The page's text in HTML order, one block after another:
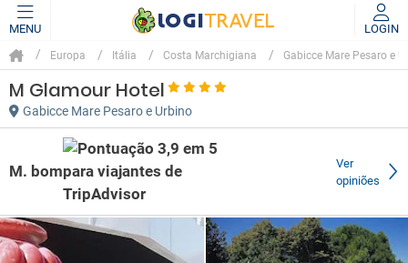
MENU LOGIN
Europa Itália Costa Marchigiana Gabicce Mare Pesaro e
M Glamour Hotel
Gabicce Mare Pesaro e Urbino
M. bom
Ver
opiniões